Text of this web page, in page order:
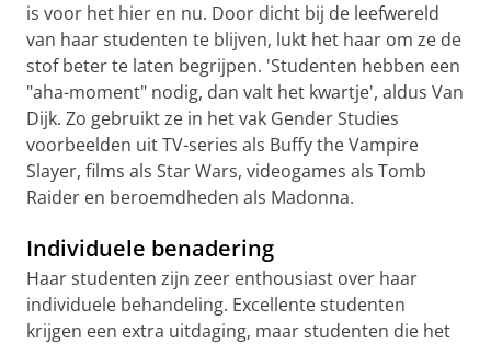
is voor het hier en nu. Door dicht bij de leefwereld
van haar studenten te blijven, lukt het haar om ze de
stof beter te laten begrijpen. 'Studenten hebben een
"aha-moment" nodig, dan valt het kwartje', aldus Van
Dijk. Zo gebruikt ze in het vak Gender Studies
voorbeelden uit TV-series als Buffy the Vampire
Slayer, films als Star Wars, videogames als Tomb
Raider en beroemdheden als Madonna.
Individuele benadering
Haar studenten zijn zeer enthousiast over haar
individuele behandeling. Excellente studenten
krijgen een extra uitdaging, maar studenten die het